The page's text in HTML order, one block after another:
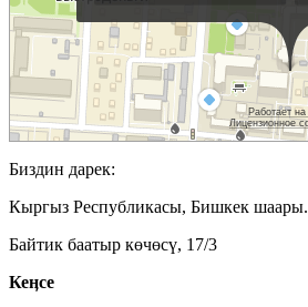
Биздин дарек:
Кыргыз Республикасы, Бишкек шаары.
Байтик баатыр көчөсү, 17/3
Кеӊсе